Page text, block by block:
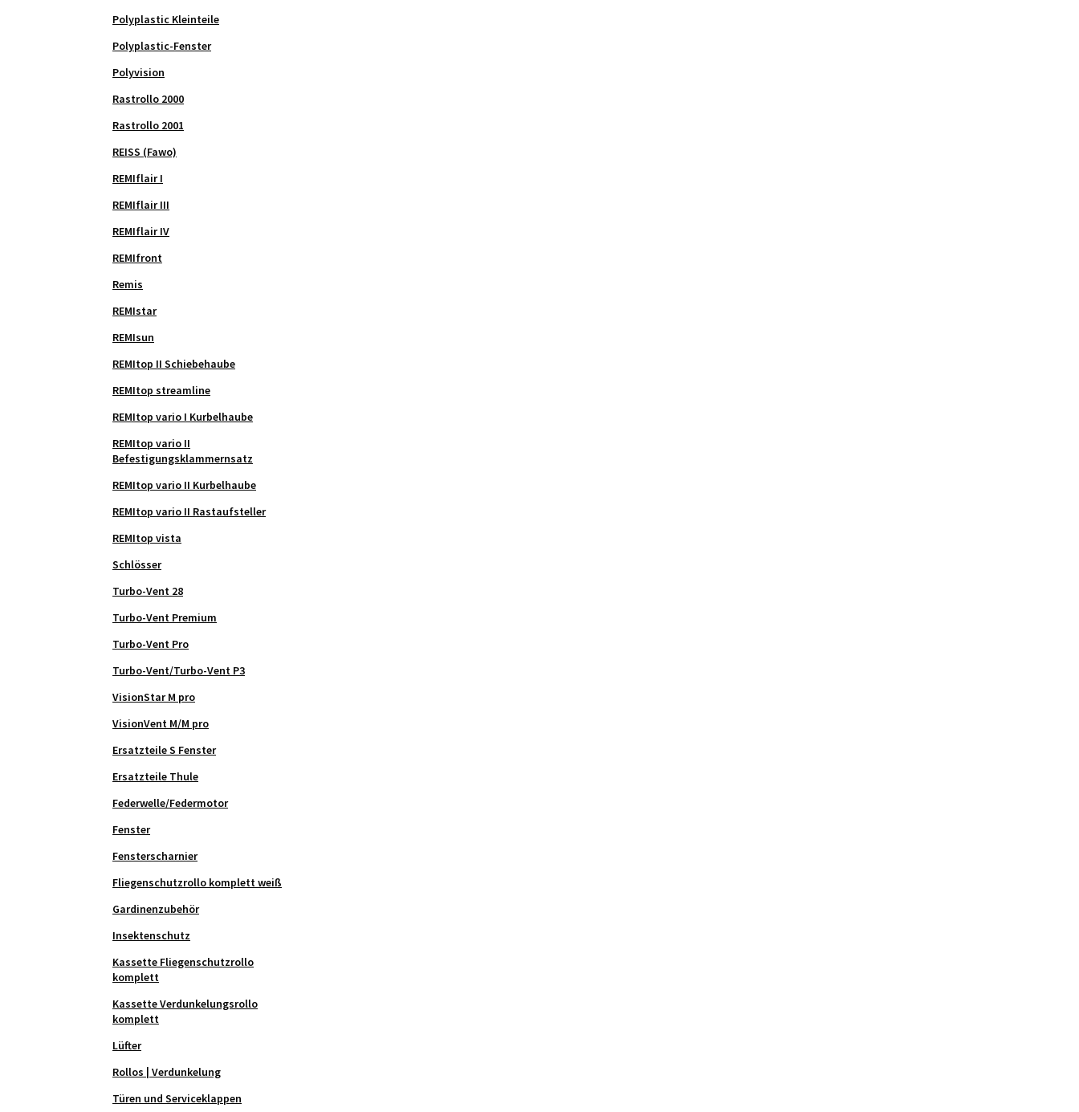
Polyplastic Kleinteile
Polyplastic-Fenster
Polyvision
Rastrollo 2000
Rastrollo 2001
REISS (Fawo)
REMIflair I
REMIflair III
REMIflair IV
REMIfront
Remis
REMIstar
REMIsun
REMItop II Schiebehaube
REMItop streamline
REMItop vario I Kurbelhaube
REMItop vario II
Befestigungsklammernsatz
REMItop vario II Kurbelhaube
REMItop vario II Rastaufsteller
REMItop vista
Schlösser
Turbo-Vent 28
Turbo-Vent Premium
Turbo-Vent Pro
Turbo-Vent/Turbo-Vent P3
VisionStar M pro
VisionVent M/M pro
Ersatzteile S Fenster
Ersatzteile Thule
Federwelle/Federmotor
Fenster
Fensterscharnier
Fliegenschutzrollo komplett weiß
Gardinenzubehör
Insektenschutz
Kassette Fliegenschutzrollo
komplett
Kassette Verdunkelungsrollo
komplett
Lüfter
Rollos | Verdunkelung
Türen und Serviceklappen